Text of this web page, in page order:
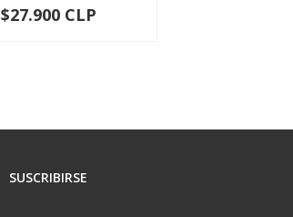
+
$27.900 CLP
SUSCRIBIRSE